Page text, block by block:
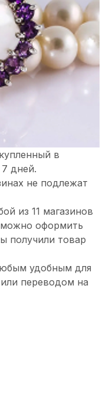
в
дней.
не подлежат
из 11 магазинов
оформить
получили товар
удобным для
переводом на